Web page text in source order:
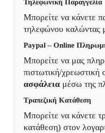
Τηλεφωνική Παραγγελία
Μπορείτε να κάνετε
τηλεφώνου καλώντας
Paypal – Online
Μπορείτε να μας
πιστωτική/χρεωστική
ασφάλειαμέσω της
Τραπεζική Κατάθεση
Μπορείτε να κάνετε
κατάθεση) στον